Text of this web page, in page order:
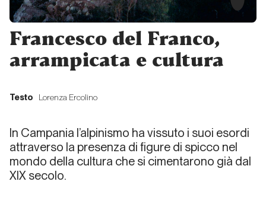
Iorio
rocce
Golfo
e non
Storia di
Francesco del Franco,
arrampicata e cultura
Testo Lorenza Ercolino
In Campania l’alpinismo ha vissuto i suoi esordi
attraverso la presenza di figure di spicco nel
mondo della cultura che si cimentarono già dal
XIX secolo.